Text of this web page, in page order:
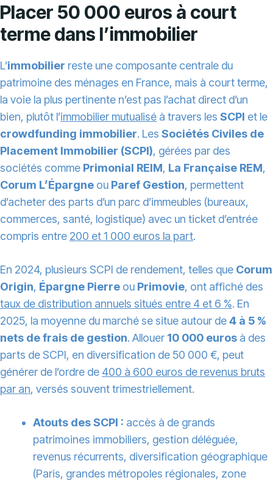
Placer 50 000 euros à court
terme dans l’immobilier
L’immobilier reste une composante centrale du
patrimoine des ménages en France, mais à court terme,
la voie la plus pertinente n’est pas l’achat direct d’un
bien, plutôt l’immobilier mutualisé à travers les SCPI et le
crowdfunding immobilier. Les Sociétés Civiles de
Placement Immobilier (SCPI), gérées par des
sociétés comme Primonial REIM, La Française REM,
Corum L’Épargne ou Paref Gestion, permettent
d’acheter des parts d’un parc d’immeubles (bureaux,
commerces, santé, logistique) avec un ticket d’entrée
compris entre 200 et 1 000 euros la part.
En 2024, plusieurs SCPI de rendement, telles que Corum
Origin, Épargne Pierre ou Primovie, ont affiché des
taux de distribution annuels situés entre 4 et 6 %. En
2025, la moyenne du marché se situe autour de4 à 5 %
nets de frais de gestion. Allouer 10 000 euros à des
parts de SCPI, en diversification de 50 000 €, peut
générer de l’ordre de 400 à 600 euros de revenus bruts
par an, versés souvent trimestriellement.
Atouts des SCPI : accès à de grands
patrimoines immobiliers, gestion déléguée,
revenus récurrents, diversification géographique
(Paris, grandes métropoles régionales, zone